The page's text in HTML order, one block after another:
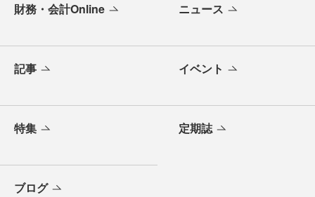
財務・会計Online ニュース
記事 イベント
特集 定期誌
ブログ